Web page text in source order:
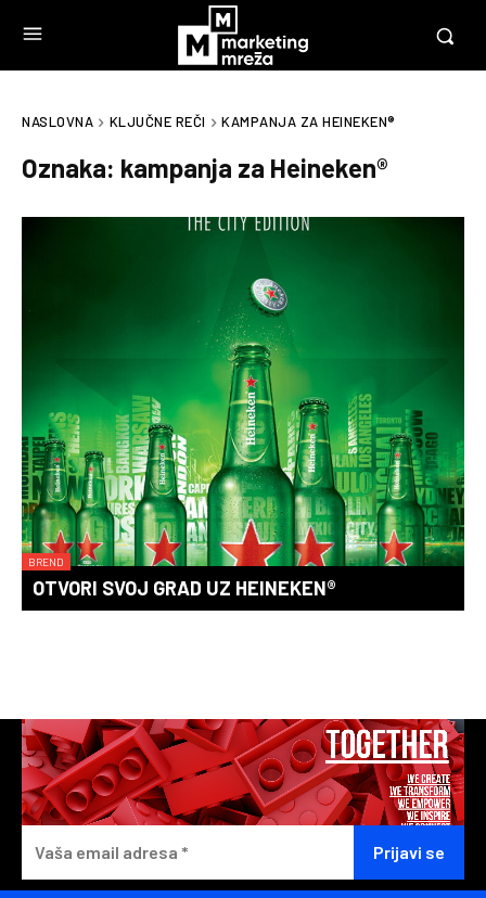
NASLOVNA KLJUČNE REČI KAMPANJA ZA HEINEKEN®
Oznaka: kampanja za Heineken®
BREND
OTVORI SVOJ GRAD UZ HEINEKEN®